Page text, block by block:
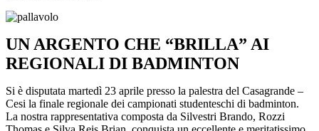
UN ARGENTO CHE “BRILLA” AI
REGIONALI DI BADMINTON
Si è disputata martedì 23 aprile presso la palestra del Casagrande –
Cesi la finale regionale dei campionati studenteschi di badminton.
La nostra rappresentativa composta da Silvestri Brando, Rozzi